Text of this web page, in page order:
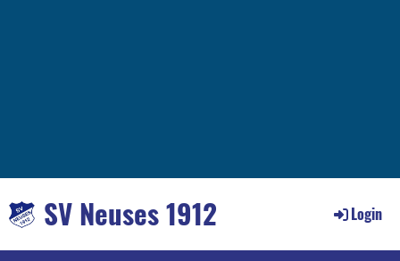
SV Neuses 1912 Login